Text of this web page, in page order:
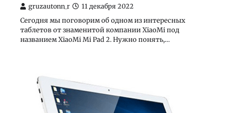
gruzautonn_r 11 декабря 2022
Сегодня мы поговорим об одном из интересных
таблетов от знаменитой компании XiaoMi под
названием XiaoMi Mi Pad 2. Нужно понять,…